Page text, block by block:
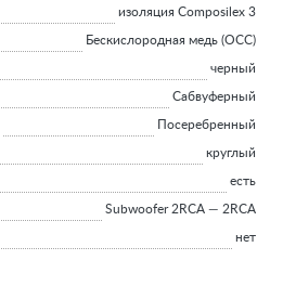
изоляция Composilex 3
Беcкислородная медь (OCC)
черный
Сабвуферный
Посеребренный
круглый
есть
Subwoofer 2RCA — 2RCA
нет